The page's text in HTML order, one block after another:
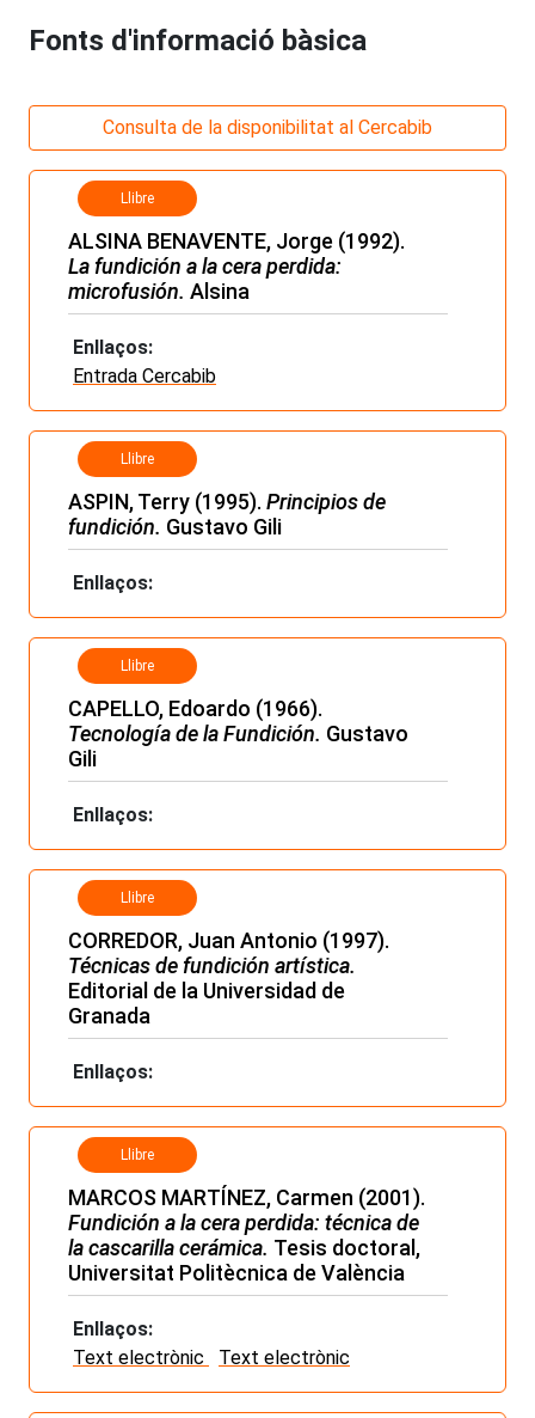
Fonts d'informació bàsica
Consulta de la disponibilitat al Cercabib
Llibre
ALSINA BENAVENTE, Jorge (1992).
La fundición a la cera perdida:
microfusión. Alsina
Enllaços:
Entrada Cercabib
Llibre
ASPIN, Terry (1995). Principios de
fundición. Gustavo Gili
Enllaços:
Llibre
CAPELLO, Edoardo (1966).
Tecnología de la Fundición. Gustavo
Gili
Enllaços:
Llibre
CORREDOR, Juan Antonio (1997).
Técnicas de fundición artística.
Editorial de la Universidad de
Granada
Enllaços:
Llibre
MARCOS MARTÍNEZ, Carmen (2001).
Fundición a la cera perdida: técnica de
la cascarilla cerámica. Tesis doctoral,
Universitat Politècnica de València
Enllaços:
Text electrònic
Text electrònic